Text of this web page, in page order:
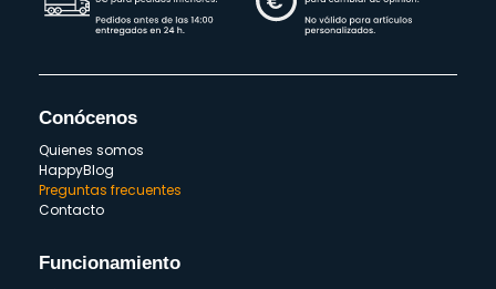
Conócenos
Quienes somos
HappyBlog
Preguntas frecuentes
Contacto
Funcionamiento